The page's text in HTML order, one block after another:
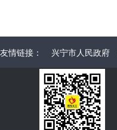
友情链接： 兴宁市人民政府